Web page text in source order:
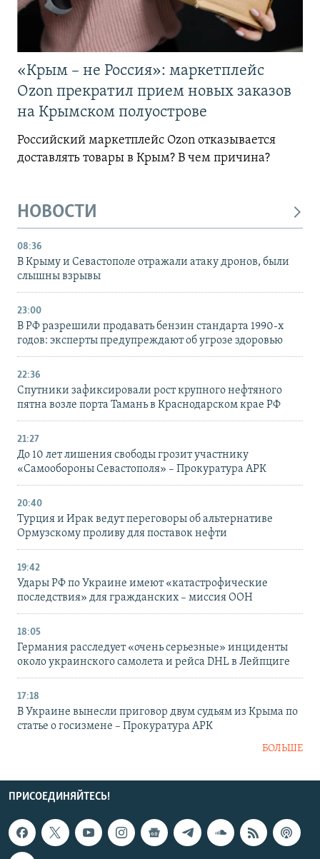
«Крым – не Россия»: маркетплейс
Ozon прекратил прием новых заказов
на Крымском полуострове
Российский маркетплейс Ozon отказывается
доставлять товары в Крым? В чем причина?
НОВОСТИ
08:36
В Крыму и Севастополе отражали атаку дронов, были
слышны взрывы
23:00
В РФ разрешили продавать бензин стандарта 1990-х
годов: эксперты предупреждают об угрозе здоровью
22:36
Спутники зафиксировали рост крупного нефтяного
пятна возле порта Тамань в Краснодарском крае РФ
21:27
До 10 лет лишения свободы грозит участнику
«Самообороны Севастополя» – Прокуратура АРК
20:40
Турция и Ирак ведут переговоры об альтернативе
Ормузскому проливу для поставок нефти
19:42
Удары РФ по Украине имеют «катастрофические
последствия» для гражданских – миссия ООН
18:05
Германия расследует «очень серьезные» инциденты
около украинского самолета и рейса DHL в Лейпциге
17:18
В Украине вынесли приговор двум судьям из Крыма по
статье о госизмене – Прокуратура АРК
БОЛЬШЕ
ПРИСОЕДИНЯЙТЕСЬ!